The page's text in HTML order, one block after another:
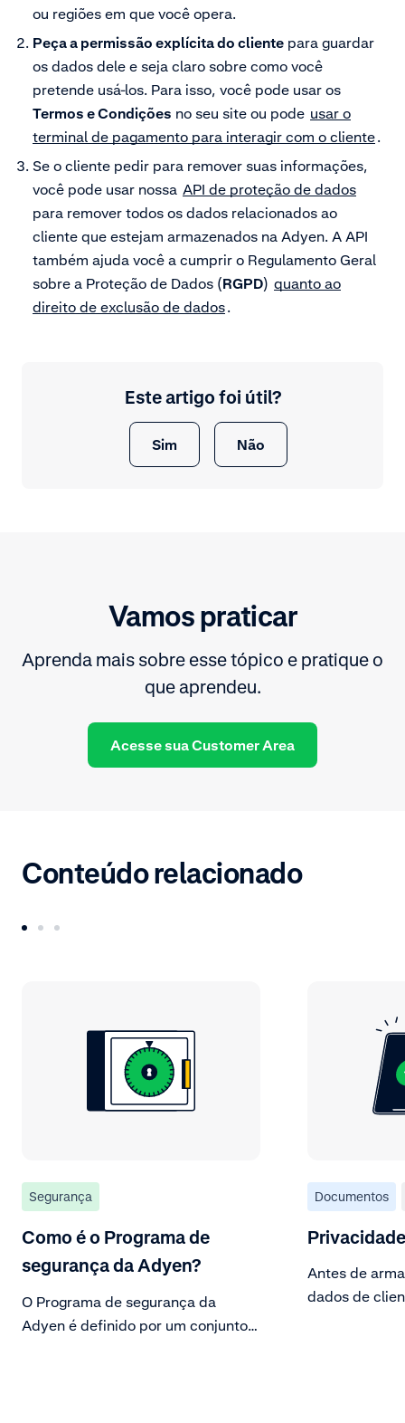
ou regiões em que você opera.
Peça a permissão explícita do cliente para guardar
os dados dele e seja claro sobre como você
pretende usá-los. Para isso, você pode usar os
Termos e Condições no seu site ou pode usar o
terminal de pagamento para interagir com o cliente.
Se o cliente pedir para remover suas informações,
você pode usar nossa API de proteção de dados
para remover todos os dados relacionados ao
cliente que estejam armazenados na Adyen. A API
também ajuda você a cumprir o Regulamento Geral
sobre a Proteção de Dados (RGPD) quanto ao
direito de exclusão de dados.
Este artigo foi útil?
Sim Não
Vamos praticar
Aprenda mais sobre esse tópico e pratique o
que aprendeu.
Acesse sua Customer Area
Conteúdo relacionado
Segurança
Como é o Programa de
segurança da Adyen?
O Programa de segurança da
Adyen é definido por um conjunto
Documentos
Antes de
dados de